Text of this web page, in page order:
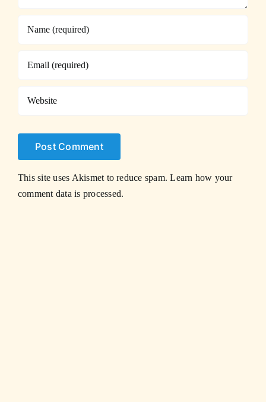
This site uses Akismet to reduce spam.Learn how your
comment data is processed.